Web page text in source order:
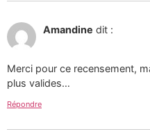
Amandine dit :
Merci pour ce recensement,
plus valides…
Répondre